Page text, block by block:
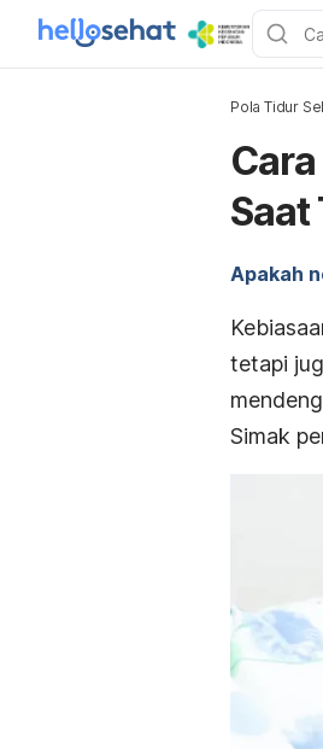
Pola Tidur
Saat
Apakah
tetapi
Simak